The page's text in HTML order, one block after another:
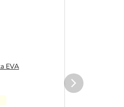
EVA